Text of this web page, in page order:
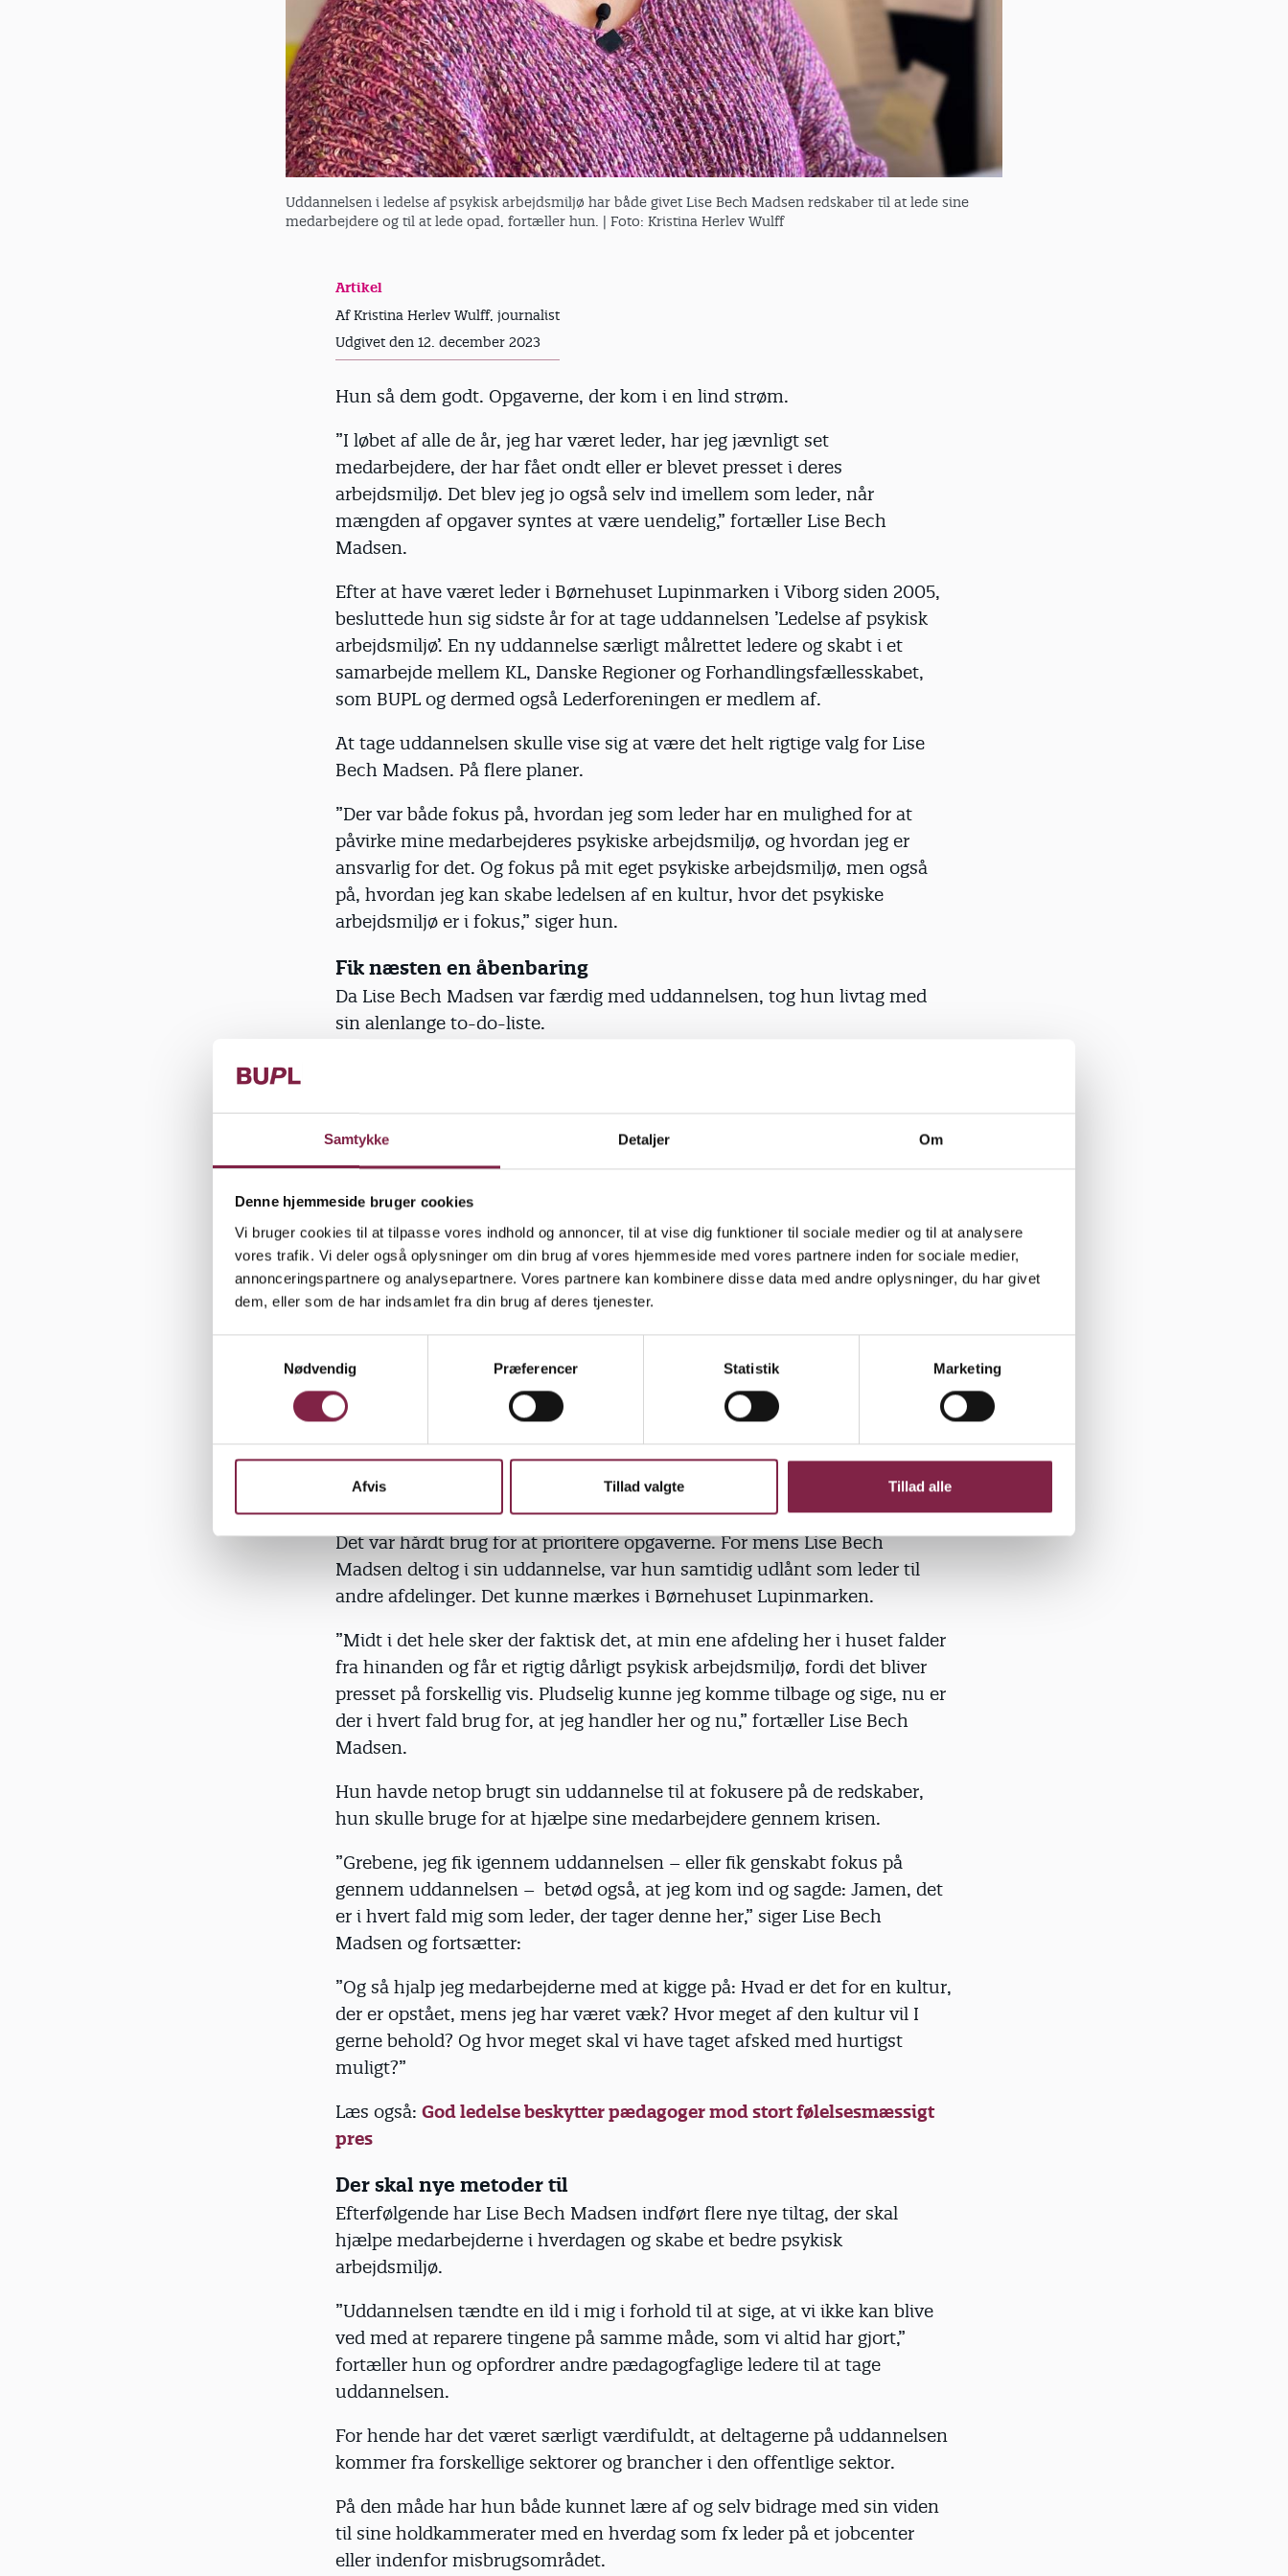
Samtykke Detaljer Om
Denne hjemmeside bruger cookies
Vi bruger cookies til at tilpasse vores indhold og annoncer, til at vise dig funktioner til sociale medier og til at analysere
vores trafik. Vi deler også oplysninger om din brug af vores hjemmeside med vores partnere inden for sociale medier,
annonceringspartnere og analysepartnere. Vores partnere kan kombinere disse data med andre oplysninger, du har givet
dem, eller som de har indsamlet fra din brug af deres tjenester.
v
Nødvendig Præferencer Statistik Marketing
Afvis Tillad valgte Tillad alle
Uddannelsen i ledelse af psykisk arbejdsmiljø har både givet Lise Bech Madsen redskaber til at lede sine
medarbejdere og til at lede opad, fortæller hun. | Foto: Kristina Herlev Wulff
Artikel
Af Kristina Herlev Wulff, journalist
Udgivet den 12. december 2023
Hun så dem godt. Opgaverne, der kom i en lind strøm.
”I løbet af alle de år, jeg har været leder, har jeg jævnligt set
medarbejdere, der har fået ondt eller er blevet presset i deres
arbejdsmiljø. Det blev jeg jo også selv ind imellem som leder, når
mængden af opgaver syntes at være uendelig,” fortæller Lise Bech
Madsen.
Efter at have været leder i Børnehuset Lupinmarken i Viborg siden 2005,
besluttede hun sig sidste år for at tage uddannelsen ’Ledelse af psykisk
arbejdsmiljø’. En ny uddannelse særligt målrettet ledere og skabt i et
samarbejde mellem KL, Danske Regioner og Forhandlingsfællesskabet,
som BUPL og dermed også Lederforeningen er medlem af.
At tage uddannelsen skulle vise sig at være det helt rigtige valg for Lise
Bech Madsen. På flere planer.
”Der var både fokus på, hvordan jeg som leder har en mulighed for at
påvirke mine medarbejderes psykiske arbejdsmiljø, og hvordan jeg er
ansvarlig for det. Og fokus på mit eget psykiske arbejdsmiljø, men også
på, hvordan jeg kan skabe ledelsen af en kultur, hvor det psykiske
arbejdsmiljø er i fokus,” siger hun.
Fik næsten en åbenbaring
Da Lise Bech Madsen var færdig med uddannelsen, tog hun livtag med
sin alenlange to-do-liste.
”Jeg fik lavet sådan et kæmpe skema, hvor jeg kunne se, at uanset hvor
meget jeg anstrengte mig, ville jeg ikke kunne nå i mål hundrede procent
med det hele.”
få nedbragt antallet af opgaver.
”Det hjalp mig til at sige: Jamen, hvor er det så, jeg skal gøre min ledelse
opmærksom på, at her er opgaver, jeg finder det vanskeligt at nå, eller jeg
bord? Og hvilke opgaver vil jeg prioritere, når det brænder allermest på?
Det var simpelthen næsten en åbenbaring,” erklærer Lise Bech Madsen.
Læs også:Ny uddannelse skal styrke ledelsen af pædagogers psykiske
arbejdsmiljø
Krise: Afdeling faldt fra hinanden
Det var hårdt brug for at prioritere opgaverne. For mens Lise Bech
Madsen deltog i sin uddannelse, var hun samtidig udlånt som leder til
andre afdelinger. Det kunne mærkes i Børnehuset Lupinmarken.
”Midt i det hele sker der faktisk det, at min ene afdeling her i huset falder
fra hinanden og får et rigtig dårligt psykisk arbejdsmiljø, fordi det bliver
presset på forskellig vis. Pludselig kunne jeg komme tilbage og sige, nu er
der i hvert fald brug for, at jeg handler her og nu,” fortæller Lise Bech
Madsen.
Hun havde netop brugt sin uddannelse til at fokusere på de redskaber,
hun skulle bruge for at hjælpe sine medarbejdere gennem krisen.
”Grebene, jeg fik igennem uddannelsen – eller fik genskabt fokus på
gennem uddannelsen – betød også, at jeg kom ind og sagde: Jamen, det
er i hvert fald mig som leder, der tager denne her,” siger Lise Bech
Madsen og fortsætter:
”Og så hjalp jeg medarbejderne med at kigge på: Hvad er det for en kultur,
der er opstået, mens jeg har været væk? Hvor meget af den kultur vil I
gerne behold? Og hvor meget skal vi have taget afsked med hurtigst
muligt?”
Læs også: God ledelse beskytter pædagoger mod stort følelsesmæssigt
pres
Der skal nye metoder til
Efterfølgende har Lise Bech Madsen indført flere nye tiltag, der skal
hjælpe medarbejderne i hverdagen og skabe et bedre psykisk
arbejdsmiljø.
”Uddannelsen tændte en ild i mig i forhold til at sige, at vi ikke kan blive
ved med at reparere tingene på samme måde, som vi altid har gjort,”
fortæller hun og opfordrer andre pædagogfaglige ledere til at tage
uddannelsen.
For hende har det været særligt værdifuldt, at deltagerne på uddannelsen
kommer fra forskellige sektorer og brancher i den offentlige sektor.
På den måde har hun både kunnet lære af og selv bidrage med sin viden
til sine holdkammerater med en hverdag som fx leder på et jobcenter
eller indenfor misbrugsområdet.